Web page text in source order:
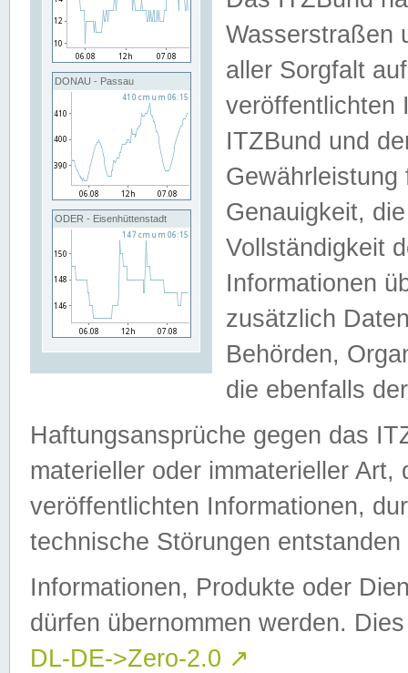
DONAU - Passau
ODER - Eisenhüttenstadt
Wasserstraßen
aller Sorgfalt
veröffentlichten
ITZBund und
Genauigkeit,
Vollständigkeit
Informationen
zusätzlich
Behörden,
die ebenfalls
Haftungsansprüche gegen das
materieller oder immaterieller
veröffentlichten Informationen,
technische Störungen
Informationen, Produkte oder
dürfen übernommen werden.
DL-DE->Zero-2.0 ↗